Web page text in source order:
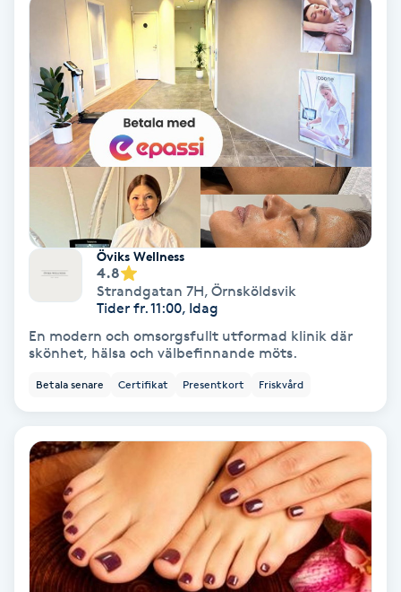
Kroppspeeling
Käkledsbehandling
Kärlbehandling
Laserbehandling
Lashlift Keratin
LED-ljusterapi
Liktornar
LPG
LPG-behandling
LPG-massage
Luggklippning
Öviks Wellness
4.8
Strandgatan 7H, Örnsköldsvik
Tider fr. 11:00, Idag
En modern och omsorgsfullt utformad klinik där
skönhet, hälsa och välbefinnande möts.
Betala senare Certifikat Presentkort Friskvård